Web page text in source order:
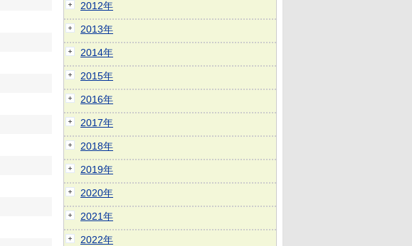
2012年
2013年
2014年
2015年
2016年
2017年
2018年
2019年
2020年
2021年
2022年